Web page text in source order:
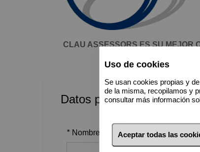
CLAU ASSESSORS ES SU MEJOR
Datos personales
* Nombre
Uso de cookies
Se usan cookies propias y
de la misma, recopilamos y
consultar más información
Aceptar todas las